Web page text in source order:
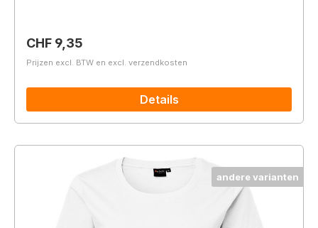
Normale prijs:
CHF 9,35
Prijzen excl. BTW en excl. verzendkosten
Details
andere varianten